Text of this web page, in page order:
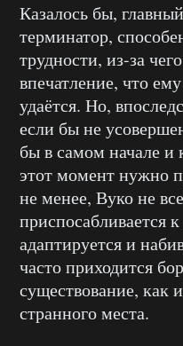
Казалось бы,
терминатор,
трудности, из-за
впечатление, что
удаётся. Но,
если бы не
бы в самом начале и
этот момент нужно
не менее, Вуко не
приспосабливается
адаптируется и
часто приходится
существование, как
странного места.